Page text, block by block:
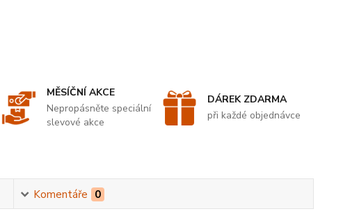
MĚSÍČNÍ AKCE
Nepropásněte speciální
slevové akce
DÁREK ZDARMA
při každé objednávce
Komentáře 0